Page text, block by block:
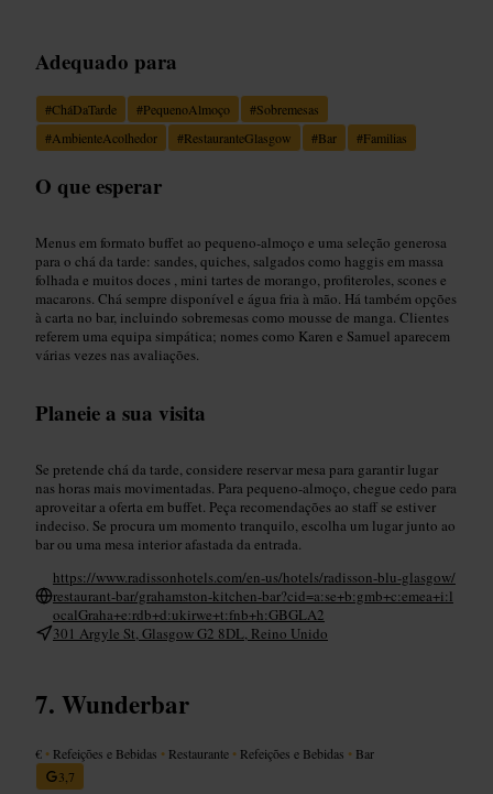
Adequado para
#CháDaTarde #PequenoAlmoço #Sobremesas
#AmbienteAcolhedor #RestauranteGlasgow #Bar #Familias
O que esperar
Menus em formato buffet ao pequeno-almoço e uma seleção generosa
para o chá da tarde: sandes, quiches, salgados como haggis em massa
folhada e muitos doces , mini tartes de morango, profiteroles, scones e
macarons. Chá sempre disponível e água fria à mão. Há também opções
à carta no bar, incluindo sobremesas como mousse de manga. Clientes
referem uma equipa simpática; nomes como Karen e Samuel aparecem
várias vezes nas avaliações.
Planeie a sua visita
Se pretende chá da tarde, considere reservar mesa para garantir lugar
nas horas mais movimentadas. Para pequeno-almoço, chegue cedo para
aproveitar a oferta em buffet. Peça recomendações ao staff se estiver
indeciso. Se procura um momento tranquilo, escolha um lugar junto ao
bar ou uma mesa interior afastada da entrada.
https://www.radissonhotels.com/en-us/hotels/radisson-blu-glasgow/
restaurant-bar/grahamston-kitchen-bar?cid=a:se+b:gmb+c:emea+i:l
ocalGraha+e:rdb+d:ukirwe+t:fnb+h:GBGLA2
301 Argyle St, Glasgow G2 8DL, Reino Unido
Wunderbar
€ • Refeições e Bebidas • Restaurante • Refeições e Bebidas • Bar
3,7